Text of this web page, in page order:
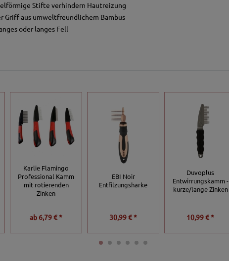
Stifte verhindern Hautreizung
Griff aus umweltfreundlichem Bambus
oder langes Fell
Karlie Flamingo
Professional Kamm
mit rotierenden
Zinken
ab 6,79 € *
EBI Noir
Entfilzungsharke
30,99 € *
Duvoplus
Entwirrungskamm -
kurze/lange Zinken
10,99 € *